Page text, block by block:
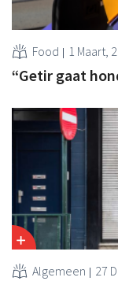
Food 1 Maart,
“Getir gaat
Algemeen 27